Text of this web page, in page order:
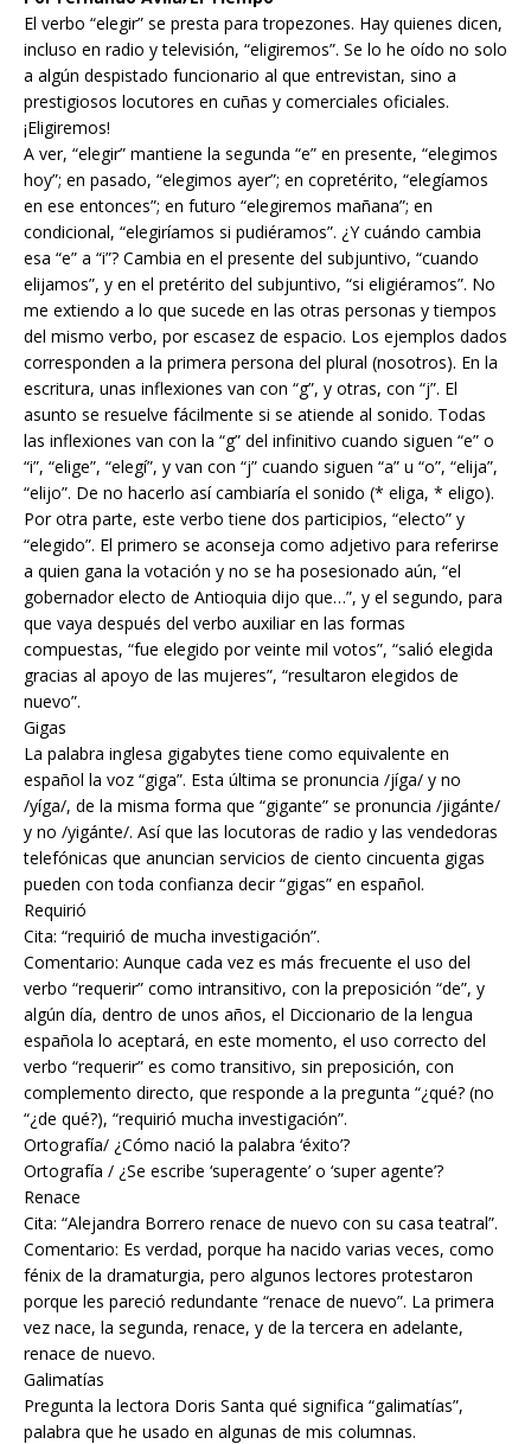
El verbo “elegir” se presta para tropezones. Hay quienes dicen,
incluso en radio y televisión, “eligiremos”. Se lo he oído no solo
a algún despistado funcionario al que entrevistan, sino a
prestigiosos locutores en cuñas y comerciales oficiales.
¡Eligiremos!
A ver, “elegir” mantiene la segunda “e” en presente, “elegimos
hoy”; en pasado, “elegimos ayer”; en copretérito, “elegíamos
en ese entonces”; en futuro “elegiremos mañana”; en
condicional, “elegiríamos si pudiéramos”. ¿Y cuándo cambia
esa “e” a “i”? Cambia en el presente del subjuntivo, “cuando
elijamos”, y en el pretérito del subjuntivo, “si eligiéramos”. No
me extiendo a lo que sucede en las otras personas y tiempos
del mismo verbo, por escasez de espacio. Los ejemplos dados
corresponden a la primera persona del plural (nosotros). En la
escritura, unas inflexiones van con “g”, y otras, con “j”. El
asunto se resuelve fácilmente si se atiende al sonido. Todas
las inflexiones van con la “g” del infinitivo cuando siguen “e” o
“i”, “elige”, “elegí”, y van con “j” cuando siguen “a” u “o”, “elija”,
“elijo”. De no hacerlo así cambiaría el sonido (* eliga, * eligo).
Por otra parte, este verbo tiene dos participios, “electo” y
“elegido”. El primero se aconseja como adjetivo para referirse
a quien gana la votación y no se ha posesionado aún, “el
gobernador electo de Antioquia dijo que…”, y el segundo, para
que vaya después del verbo auxiliar en las formas
compuestas, “fue elegido por veinte mil votos”, “salió elegida
gracias al apoyo de las mujeres”, “resultaron elegidos de
nuevo”.
Gigas
La palabra inglesa gigabytes tiene como equivalente en
español la voz “giga”. Esta última se pronuncia /jíga/ y no
/yíga/, de la misma forma que “gigante” se pronuncia /jigánte/
y no /yigánte/. Así que las locutoras de radio y las vendedoras
telefónicas que anuncian servicios de ciento cincuenta gigas
pueden con toda confianza decir “gigas” en español.
Requirió
Cita: “requirió de mucha investigación”.
Comentario: Aunque cada vez es más frecuente el uso del
verbo “requerir” como intransitivo, con la preposición “de”, y
algún día, dentro de unos años, el Diccionario de la lengua
española lo aceptará, en este momento, el uso correcto del
verbo “requerir” es como transitivo, sin preposición, con
complemento directo, que responde a la pregunta “¿qué? (no
“¿de qué?), “requirió mucha investigación”.
Ortografía/ ¿Cómo nació la palabra ‘éxito’?
Ortografía / ¿Se escribe ‘superagente’ o ‘super agente’?
Renace
Cita: “Alejandra Borrero renace de nuevo con su casa teatral”.
Comentario: Es verdad, porque ha nacido varias veces, como
fénix de la dramaturgia, pero algunos lectores protestaron
porque les pareció redundante “renace de nuevo”. La primera
vez nace, la segunda, renace, y de la tercera en adelante,
renace de nuevo.
Galimatías
Pregunta la lectora Doris Santa qué significa “galimatías”,
palabra que he usado en algunas de mis columnas.